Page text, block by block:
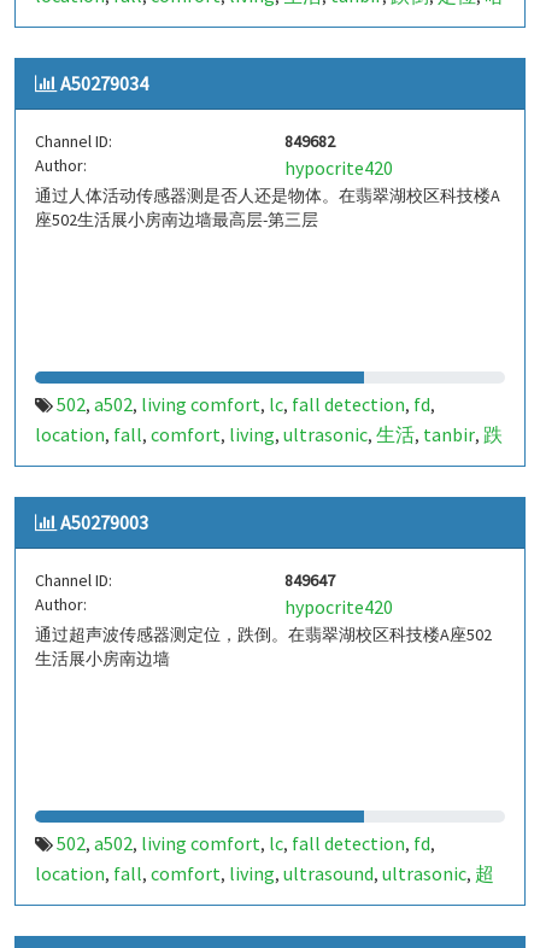
山,室内定位,室内,indoor,indoor living comfort,ilc,
indoor living quality,ilq,849681,a50279033,pir,人体活
动 A50279034
Channel ID:
849682
Author:
hypocrite420
通过人体活动传感器测是否人还是物体。在翡翠湖校区科技楼A
座502生活展小房南边墙最高层-第三层
502, a502, living comfort, lc, fall detection, fd,
location, fall, comfort, living, ultrasonic, 生活, tanbir, 跌
倒,定位,哈山,室内定位,室内,indoor,indoor living
comfort,ilc,indoor living quality,ilq,849682,a50279034,
pir,人体活动
A50279003
Channel ID:
849647
Author:
hypocrite420
通过超声波传感器测定位，跌倒。在翡翠湖校区科技楼A座502
生活展小房南边墙
502, a502, living comfort, lc, fall detection, fd,
location, fall, comfort, living, ultrasound, ultrasonic, 超
声波,生活,tanbir,跌倒,定位,哈山,室内定位,室内,
indoor,indoor living comfort,ilc,indoor living quality,